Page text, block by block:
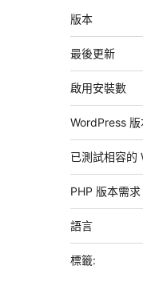
中
繼
資
料
版本
最後更新
啟用安裝數
WordPress
已測試相容的
PHP 版本需求
語言
標籤: